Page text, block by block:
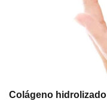
Colágeno